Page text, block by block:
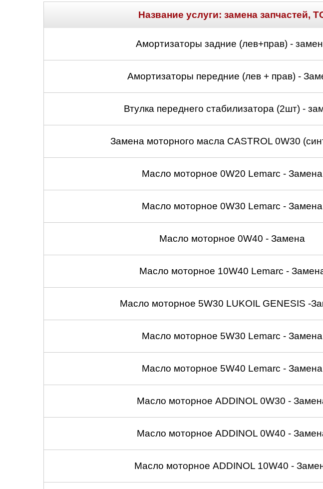
Название услуги: замена запчастей,
Амортизаторы задние (лев+прав) -
Амортизаторы передние (лев + прав) -
Втулка переднего стабилизатора (2шт) -
Замена моторного масла CASTROL 0W30
Масло моторное 0W20 Lemarc - Замена
Масло моторное 0W30 Lemarc - Замена
Масло моторное 0W40 - Замена
Масло моторное 10W40 Lemarc -
Масло моторное 5W30 LUKOIL GENESIS -
Масло моторное 5W30 Lemarc - Замена
Масло моторное 5W40 Lemarc - Замена
Масло моторное ADDINOL 0W30 -
Масло моторное ADDINOL 0W40 -
Масло моторное ADDINOL 10W40 -